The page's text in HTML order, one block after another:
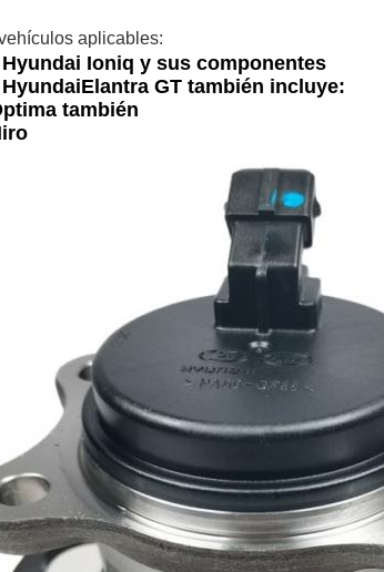
aplicables:
Hyundai Ioniq y sus componentes
HyundaiElantra GT también incluye:
también